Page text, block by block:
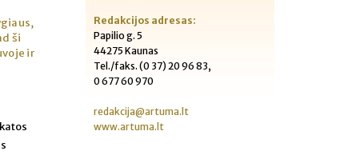
ši
ir
Redakcijos adresas:
Papilio g. 5
44275 Kaunas
Tel./faks. (0 37) 20 96 83,
0 677 60 970
redakcija@artuma.lt
www.artuma.lt